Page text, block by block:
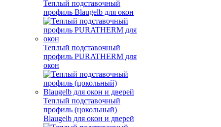
Теплый подставочный
профиль Blaugelb для окон
Теплый подставочный
профиль PURATHERM для
окон
Теплый подставочный
профиль (цокольный)
Blaugelb для окон и дверей